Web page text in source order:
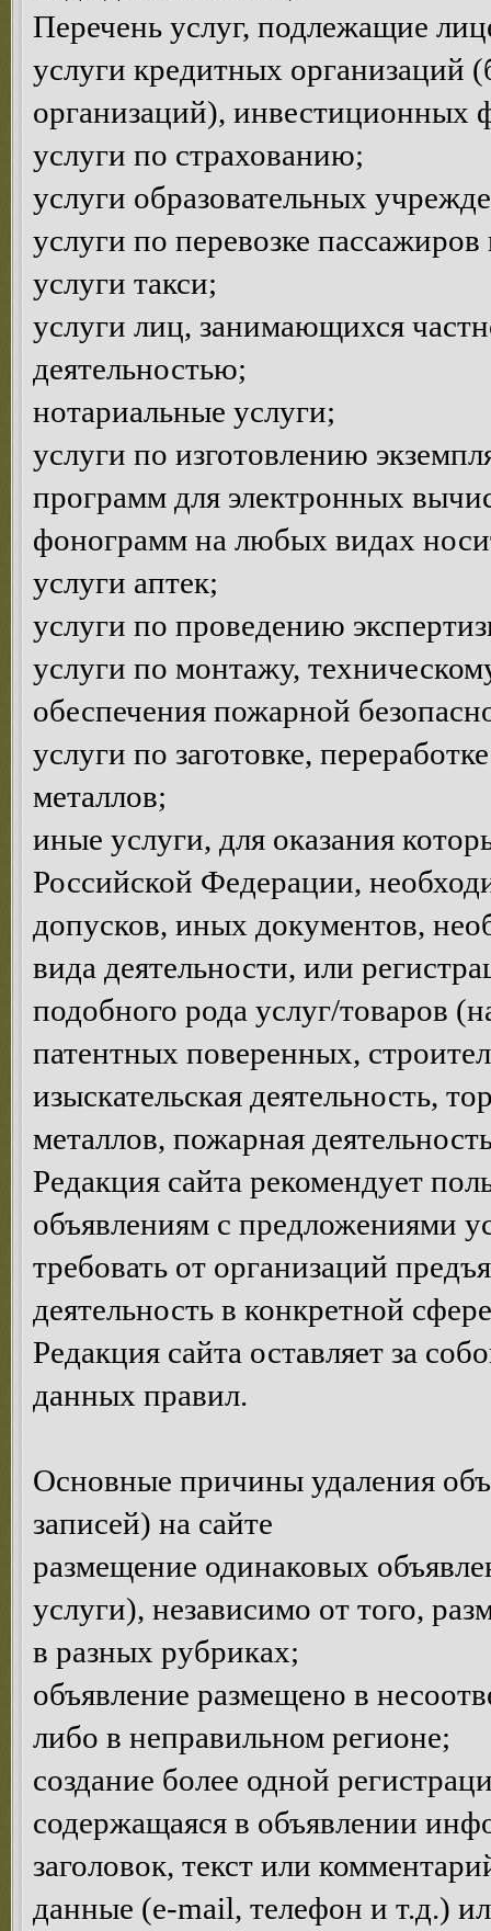
Перечень услуг, подлежащие
услуги кредитных организаций
организаций), инвестиционных
услуги по страхованию;
услуги образовательных
услуги по перевозке
услуги такси;
услуги лиц, занимающихся
деятельностью;
нотариальные услуги;
услуги по изготовлению
программ для электронных
фонограмм на любых видах
услуги аптек;
услуги по проведению
услуги по монтажу,
обеспечения пожарной
услуги по заготовке,
металлов;
иные услуги, для оказания
Российской Федерации,
допусков, иных документов,
вида деятельности, или
подобного рода услуг/товаров
патентных поверенных,
изыскательская деятельность,
металлов, пожарная
Редакция сайта рекомендует
объявлениям с предложениями
требовать от организаций
деятельность в конкретной
Редакция сайта оставляет за
данных правил.
Основные причины удаления
записей) на сайте
размещение одинаковых
услуги), независимо от того,
в разных рубриках;
объявление размещено в
либо в неправильном регионе;
создание более одной
содержащаяся в объявлении
заголовок, текст или
данные (e-mail, телефон и т.д.)